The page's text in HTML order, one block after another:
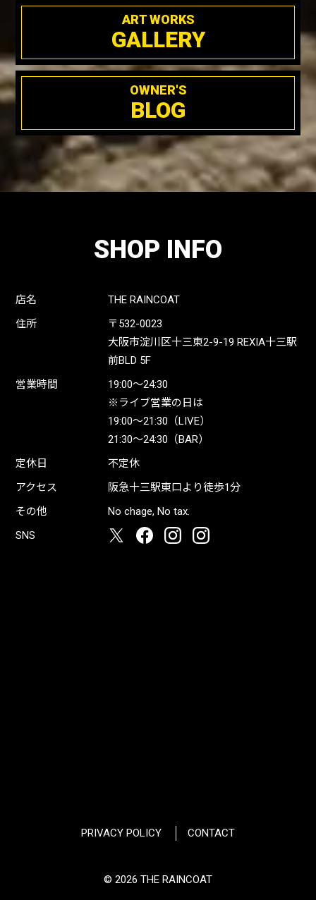
ART WORKS
GALLERY
OWNER'S
BLOG
SHOP INFO
店名
THE RAINCOAT
住所
〒532-0023
大阪市淀川区十三東2-9-19 REXIA十三駅
前BLD 5F
営業時間
19:00〜24:30
※ライブ営業の日は
19:00〜21:30（LIVE）
21:30〜24:30（BAR）
定休日
不定休
アクセス
阪急十三駅東口より徒歩1分
その他
No chage, No tax.
SNS
PRIVACY POLICY CONTACT
© 2026 THE RAINCOAT